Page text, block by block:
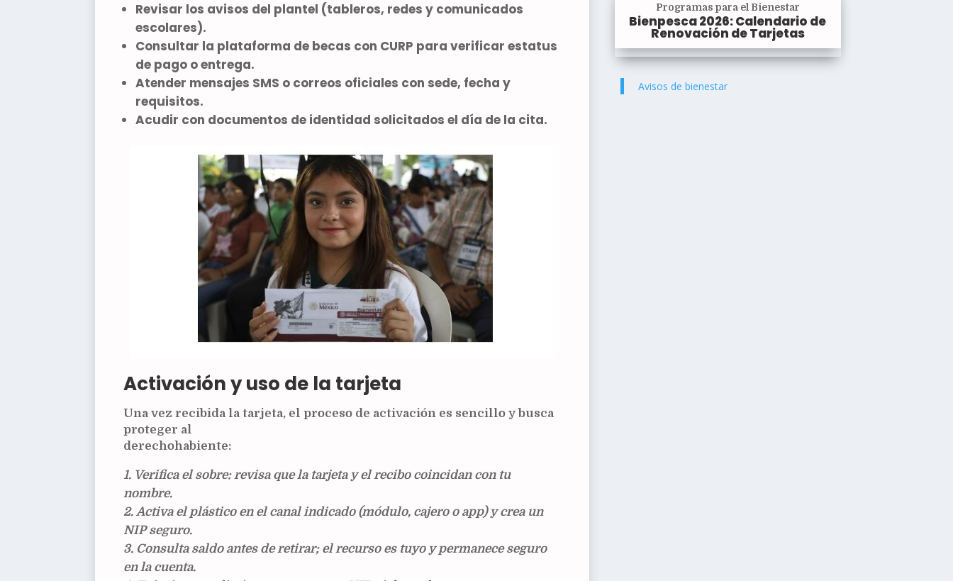
Revisar los avisos del plantel (tableros, redes y comunicados
escolares).
Consultar la plataforma de becas con CURP para verificar estatus
de pago o entrega.
Atender mensajes SMS o correos oficiales con sede, fecha y
requisitos.
Acudir con documentos de identidad solicitados el día de la cita.
Activación y uso de la tarjeta
Una vez recibida la tarjeta, el proceso de activación es sencillo y busca
proteger al
derechohabiente:
Verifica el sobre: revisa que la tarjeta y el recibo coincidan con tu
nombre.
Activa el plásticoen el canal indicado (módulo, cajero o app) y crea un
NIP seguro.
Consulta saldoantes de retirar; el recurso es tuyo y permanece seguro
en la cuenta.
Programas para el Bienestar
Bienpesca 2026: Calendario de
Renovación de Tarjetas
Avisos de bienestar